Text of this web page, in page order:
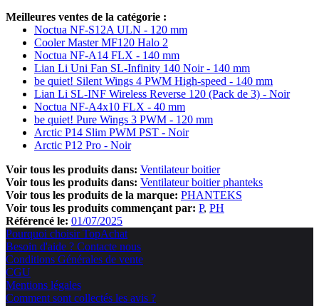
Meilleures ventes de la catégorie :
Noctua NF-S12A ULN - 120 mm
Cooler Master MF120 Halo 2
Noctua NF-A14 FLX - 140 mm
Lian Li Uni Fan SL-Infinity 140 Noir - 140 mm
be quiet! Silent Wings 4 PWM High-speed - 140 mm
Lian Li SL-INF Wireless Reverse 120 (Pack de 3) - Noir
Noctua NF-A4x10 FLX - 40 mm
be quiet! Pure Wings 3 PWM - 120 mm
Arctic P14 Slim PWM PST - Noir
Arctic P12 Pro - Noir
Voir tous les produits dans: Ventilateur boitier
Voir tous les produits dans: Ventilateur boitier phanteks
Voir tous les produits de la marque: PHANTEKS
Voir tous les produits commençant par: P PH
Référencé le: 01/07/2025
Pourquoi choisir TopAchat
Besoin d'aide ? Contacte nous
Conditions Générales de vente
CGU
Mentions légales
Comment sont collectés les avis ?